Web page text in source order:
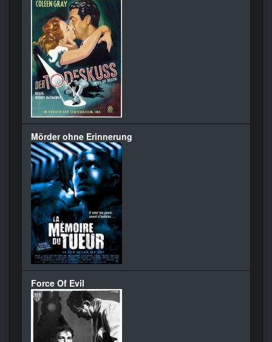
Mörder ohne Erinnerung
Force Of Evil